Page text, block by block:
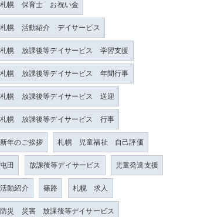
札幌 保育士 お祝い金
札幌 活動紹介 デイサービス
札幌 放課後等デイサービス 学習支援
札幌 放課後等デイサービス 年間行事
札幌 放課後等デイサービス 送迎
札幌 放課後等デイサービス 行事
新年のご挨拶 札幌 児童福祉 自己評価
屯田 放課後等デイサービス 児童発達支援
活動紹介 篠路 札幌 求人
防災 災害 放課後等デイサービス